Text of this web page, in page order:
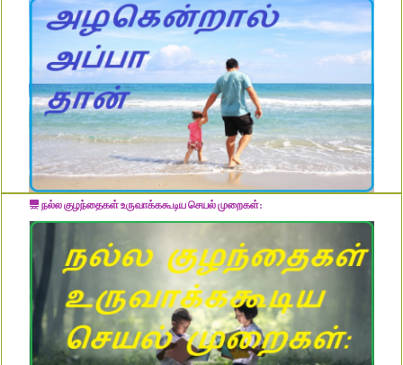
நல்ல குழந்தைகள் உருவாக்ககூடிய செயல் முறைகள்: